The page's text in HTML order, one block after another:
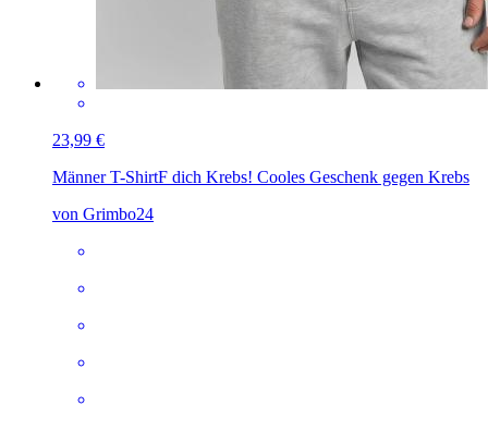
23,99 €
Männer T-ShirtF dich Krebs! Cooles Geschenk gegen Krebs
von Grimbo24